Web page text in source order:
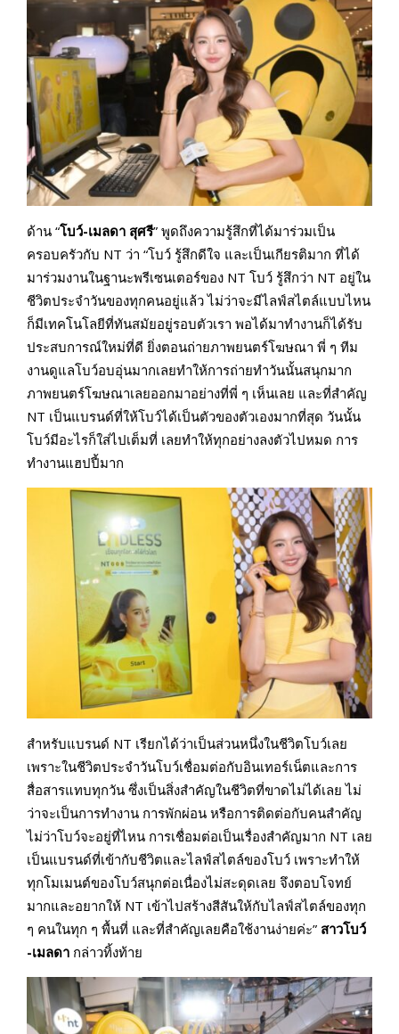
ด้าน “โบว์-เมลดา สุศรี” พูดถึงความรู้สึกที่ได้มาร่วมเป็น
ครอบครัวกับ NT ว่า “โบว์ รู้สึกดีใจ และเป็นเกียรติมาก ที่ได้
มาร่วมงานในฐานะพรีเซนเตอร์ของ NT โบว์ รู้สึกว่า NT อยู่ใน
ชีวิตประจำวันของทุกคนอยู่แล้ว ไม่ว่าจะมีไลฟ์สไตล์แบบไหน
ก็มีเทคโนโลยีที่ทันสมัยอยู่รอบตัวเรา พอได้มาทำงานก็ได้รับ
ประสบการณ์ใหม่ที่ดี ยิ่งตอนถ่ายภาพยนตร์โฆษณา พี่ ๆ ทีม
งานดูแลโบว์อบอุ่นมากเลยทำให้การถ่ายทำวันนั้นสนุกมาก
ภาพยนตร์โฆษณาเลยออกมาอย่างที่พี่ ๆ เห็นเลย และที่สำคัญ
NT เป็นแบรนด์ที่ให้โบว์ได้เป็นตัวของตัวเองมากที่สุด วันนั้น
โบว์มีอะไรก็ใส่ไปเต็มที่ เลยทำให้ทุกอย่างลงตัวไปหมด การ
ทำงานแฮปปี้มาก
สำหรับแบรนด์ NT เรียกได้ว่าเป็นส่วนหนึ่งในชีวิตโบว์เลย
เพราะในชีวิตประจำวันโบว์เชื่อมต่อกับอินเทอร์เน็ตและการ
สื่อสารแทบทุกวัน ซึ่งเป็นสิ่งสำคัญในชีวิตที่ขาดไม่ได้เลย ไม่
ว่าจะเป็นการทำงาน การพักผ่อน หรือการติดต่อกับคนสำคัญ
ไม่ว่าโบว์จะอยู่ที่ไหน การเชื่อมต่อเป็นเรื่องสำคัญมาก NT เลย
เป็นแบรนด์ที่เข้ากับชีวิตและไลฟ์สไตล์ของโบว์ เพราะทำให้
ทุกโมเมนต์ของโบว์สนุกต่อเนื่องไม่สะดุดเลย จึงตอบโจทย์
มากและอยากให้ NT เข้าไปสร้างสีสันให้กับไลฟ์สไตล์ของทุก
ๆ คนในทุก ๆ พื้นที่ และที่สำคัญเลยคือใช้งานง่ายค่ะ” สาวโบว์
-เมลดา กล่าวทิ้งท้าย